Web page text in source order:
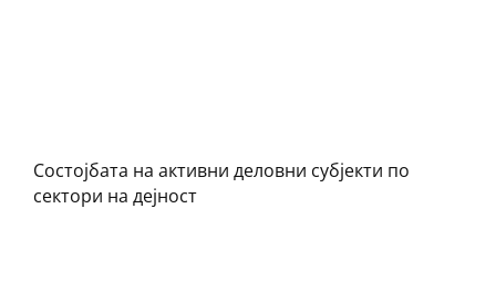
Состојбата на активни деловни субјекти по
сектори на дејност